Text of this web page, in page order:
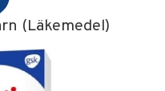
(Läkemedel)